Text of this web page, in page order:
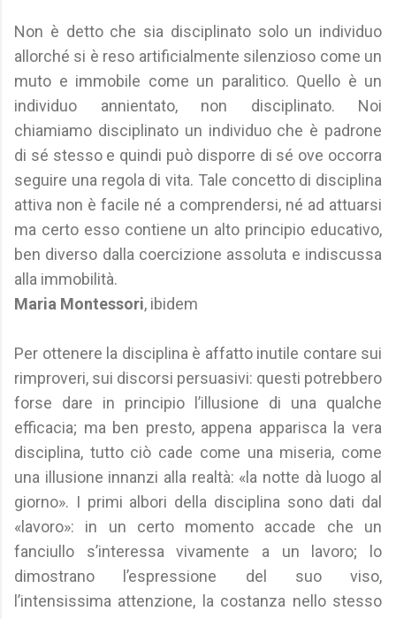
Non è detto che sia disciplinato solo un individuo
allorché si è reso artificialmente silenzioso come un
muto e immobile come un paralitico. Quello è un
individuo annientato, non disciplinato. Noi
chiamiamo disciplinato un individuo che è padrone
di sé stesso e quindi può disporre di sé ove occorra
seguire una regola di vita. Tale concetto di disciplina
attiva non è facile né a comprendersi, né ad attuarsi
ma certo esso contiene un alto principio educativo,
ben diverso dalla coercizione assoluta e indiscussa
alla immobilità.
Maria Montessori, ibidem
Per ottenere la disciplina è affatto inutile contare sui
rimproveri, sui discorsi persuasivi: questi potrebbero
forse dare in principio l’illusione di una qualche
efficacia; ma ben presto, appena apparisca la vera
disciplina, tutto ciò cade come una miseria, come
una illusione innanzi alla realtà: «la notte dà luogo al
giorno». I primi albori della disciplina sono dati dal
«lavoro»: in un certo momento accade che un
fanciullo s’interessa vivamente a un lavoro; lo
dimostrano l’espressione del suo viso,
l’intensissima attenzione, la costanza nello stesso